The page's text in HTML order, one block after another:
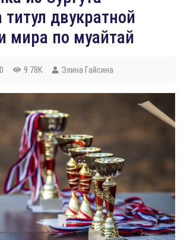
титул двукратной
мира по муайтай
9.78K Элина Гайсина